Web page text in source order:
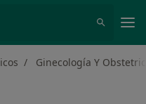
Ginecología Y